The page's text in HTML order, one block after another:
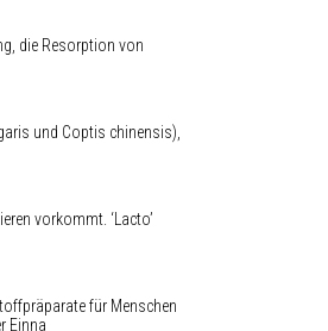
die Resorption von
und Coptis chinensis),
vorkommt. ‘Lacto’
für Menschen
Einna